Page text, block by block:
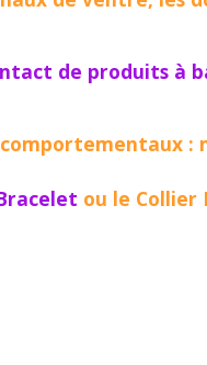
de produits à
ou le